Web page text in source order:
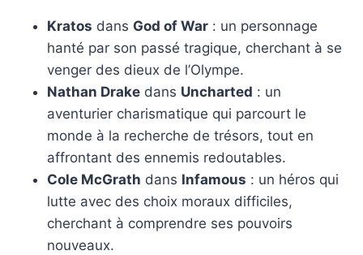
Kratos dans God of War : un personnage
hanté par son passé tragique, cherchant à se
venger des dieux de l’Olympe.
Nathan Drake dans Uncharted : un
aventurier charismatique qui parcourt le
monde à la recherche de trésors, tout en
affrontant des ennemis redoutables.
Cole McGrath dans Infamous : un héros qui
lutte avec des choix moraux difficiles,
cherchant à comprendre ses pouvoirs
nouveaux.